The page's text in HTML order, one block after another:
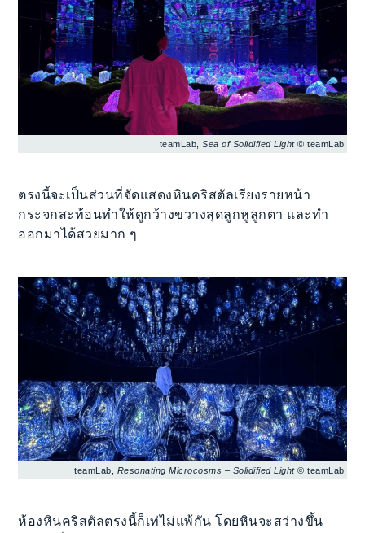
teamLab,Sea of Solidified Light© teamLab
ตรงนี้จะเป็นส่วนที่จัดแสดงหินคริสตัลเรียงรายหน้า
กระจกสะท้อนทำให้ดูกว้างขวางสุดลูกหูลูกตา และทำ
ออกมาได้สวยมาก ๆ
teamLab, Resonating Microcosms – Solidified Light© teamLab
ห้องหินคริสตัลตรงนี้ก็เท่ไม่แพ้กัน โดยหินจะสว่างขึ้น